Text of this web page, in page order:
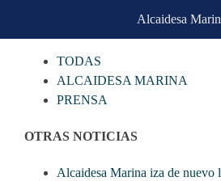
CATEGORIAS
TODAS
ALCAIDESA MARINA
PRENSA
OTRAS NOTICIAS
Alcaidesa Marina iza de nuevo
Alcaidesa